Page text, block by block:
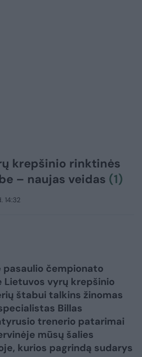
krepšinio rinktinės
– naujas veidas (1)
14:32
čempionato
Lietuvos vyrų krepšinio
štabui talkins žinomas
Billas
trenerio patarimai
mūsų šalies
kurios pagrindą sudarys